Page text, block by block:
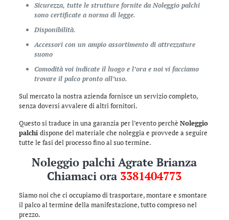
Sicurezza, tutte le strutture fornite da Noleggio palchi
sono certificate a norma di legge.
Disponibilità.
Accessori con un ampio assortimento di attrezzature
suono
Comodità voi indicate il luogo e l’ora e noi vi facciamo
trovare il palco pronto all’uso.
Sul mercato la nostra azienda fornisce un servizio completo,
senza doversi avvalere di altri fornitori.
Questo si traduce in una garanzia per l’evento perchè Noleggio
palchi dispone del materiale che noleggia e provvede a seguire
tutte le fasi del processo fino al suo termine.
Noleggio palchi Agrate Brianza
Chiamaci ora 3381404773
Siamo noi che ci occupiamo di trasportare, montare e smontare
il palco al termine della manifestazione, tutto compreso nel
prezzo.